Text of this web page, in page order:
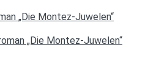
„Die Montez-Juwelen“